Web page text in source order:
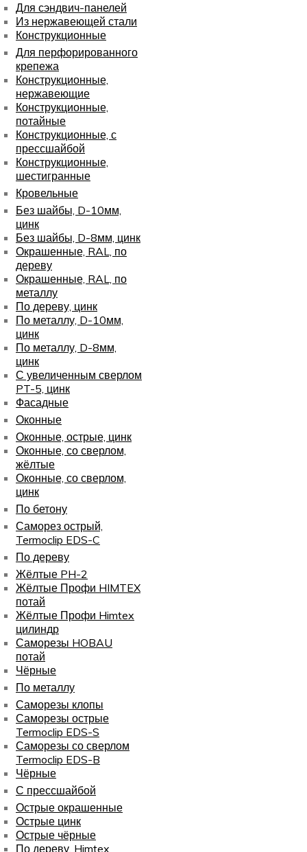
Для сэндвич-панелей
Из нержавеющей стали
Конструкционные
Для перфорированного
крепежа
Конструкционные,
нержавеющие
Конструкционные,
потайные
Конструкционные, с
прессшайбой
Конструкционные,
шестигранные
Кровельные
Без шайбы, D-10мм,
цинк
Без шайбы, D-8мм, цинк
Окрашенные, RAL, по
дереву
Окрашенные, RAL, по
металлу
По дереву, цинк
По металлу, D-10мм,
цинк
По металлу, D-8мм,
цинк
С увеличенным сверлом
PT-5, цинк
Фасадные
Оконные
Оконные, острые, цинк
Оконные, со сверлом,
жёлтые
Оконные, со сверлом,
цинк
По бетону
Саморез острый,
Termoclip EDS-C
По дереву
Жёлтые PH-2
Жёлтые Профи HIMTEX
потай
Жёлтые Профи Himtex
цилиндр
Саморезы HOBAU
потай
Чёрные
По металлу
Саморезы клопы
Саморезы острые
Termoclip EDS-S
Саморезы со сверлом
Termoclip EDS-B
Чёрные
С прессшайбой
Острые окрашенные
Острые цинк
Острые чёрные
По дереву, Himtex